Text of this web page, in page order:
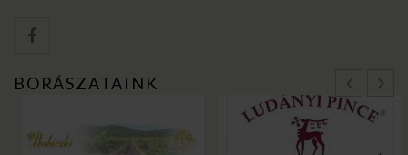
BORÁSZATAINK